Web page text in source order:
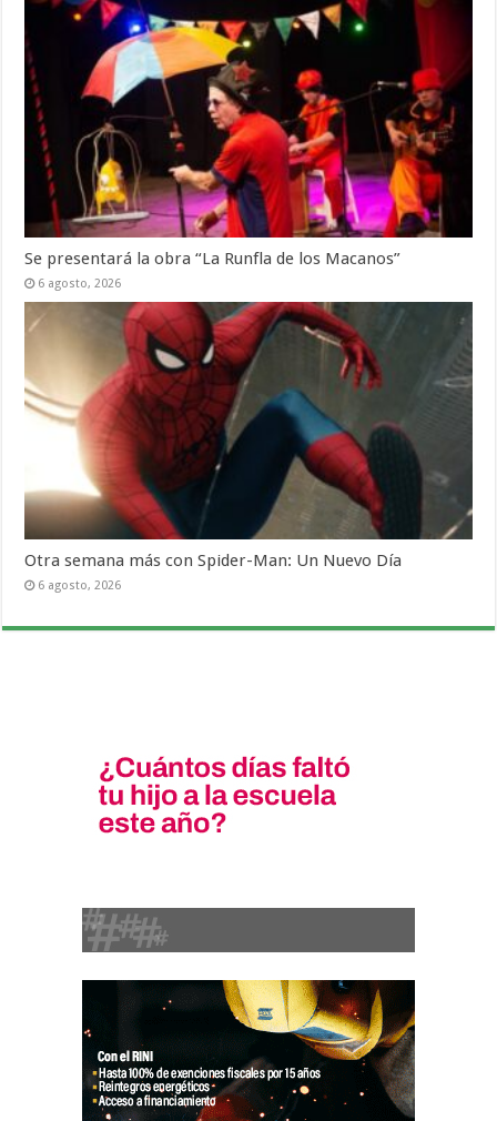
Se presentará la obra “La Runfla de los Macanos”
6 agosto, 2026
Otra semana más con Spider-Man: Un Nuevo Día
6 agosto, 2026